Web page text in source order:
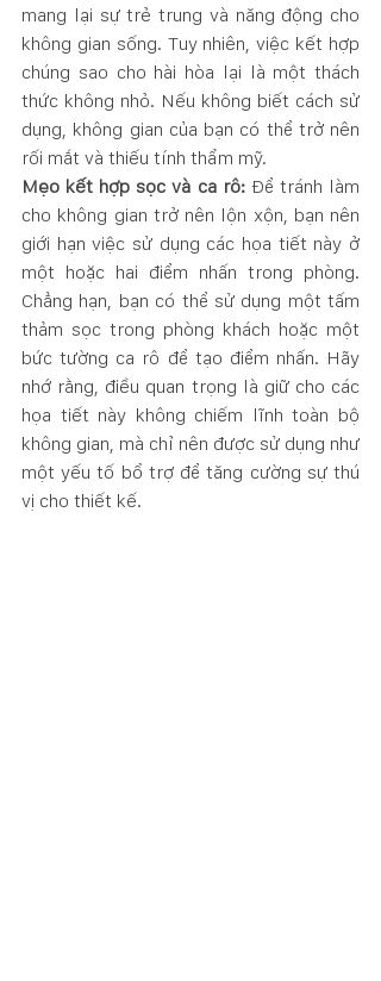
mang lại sự trẻ trung và năng động cho
không gian sống. Tuy nhiên, việc kết hợp
chúng sao cho hài hòa lại là một thách
thức không nhỏ. Nếu không biết cách sử
dụng, không gian của bạn có thể trở nên
rối mắt và thiếu tính thẩm mỹ.
Mẹo kết hợp sọc và ca rô: Để tránh làm
cho không gian trở nên lộn xộn, bạn nên
giới hạn việc sử dụng các họa tiết này ở
một hoặc hai điểm nhấn trong phòng.
Chẳng hạn, bạn có thể sử dụng một tấm
thảm sọc trong phòng khách hoặc một
bức tường ca rô để tạo điểm nhấn. Hãy
nhớ rằng, điều quan trọng là giữ cho các
họa tiết này không chiếm lĩnh toàn bộ
không gian, mà chỉ nên được sử dụng như
một yếu tố bổ trợ để tăng cường sự thú
vị cho thiết kế.